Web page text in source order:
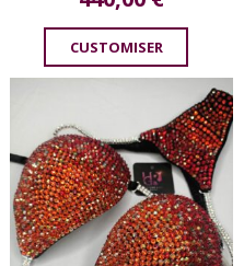
CUSTOMISER